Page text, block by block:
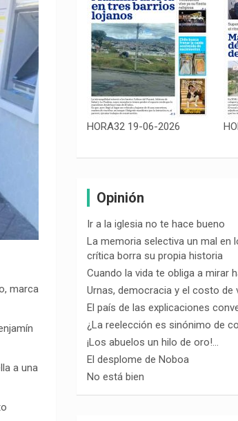
marca
a una
HORA32 19-06-2026
Opinión
Ir a la iglesia no te hace bueno
La memoria selectiva un mal en
crítica borra su propia historia
Cuando la vida te obliga a mirar
Urnas, democracia y el costo de
El país de las explicaciones
¿La reelección es sinónimo de
¡Los abuelos un hilo de oro!…
El desplome de Noboa
No está bien